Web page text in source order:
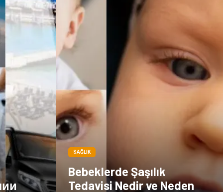
SAĞLIK
Bebeklerde Şaşılık
Tedavisi Nedir ve Neden